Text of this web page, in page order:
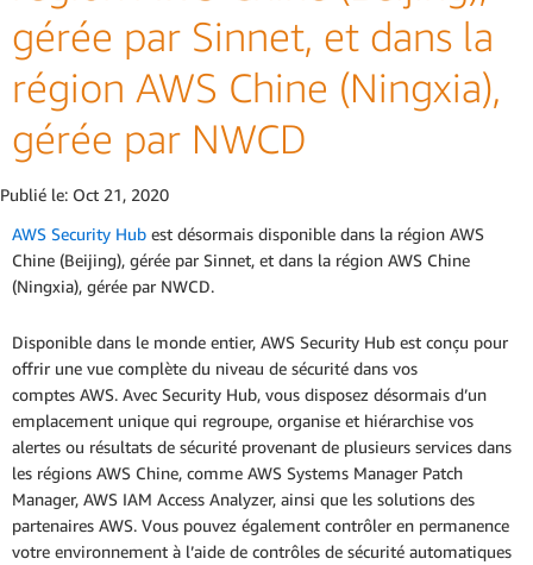
gérée par Sinnet, et dans la
région AWS Chine (Ningxia),
gérée par NWCD
Publié le: Oct 21, 2020
AWS Security Hub est désormais disponible dans la région AWS
Chine (Beijing), gérée par Sinnet, et dans la région AWS Chine
(Ningxia), gérée par NWCD.
Disponible dans le monde entier, AWS Security Hub est conçu pour
offrir une vue complète du niveau de sécurité dans vos
comptes AWS. Avec Security Hub, vous disposez désormais d’un
emplacement unique qui regroupe, organise et hiérarchise vos
alertes ou résultats de sécurité provenant de plusieurs services dans
les régions AWS Chine, comme AWS Systems Manager Patch
Manager, AWS IAM Access Analyzer, ainsi que les solutions des
partenaires AWS. Vous pouvez également contrôler en permanence
votre environnement à l’aide de contrôles de sécurité automatiques